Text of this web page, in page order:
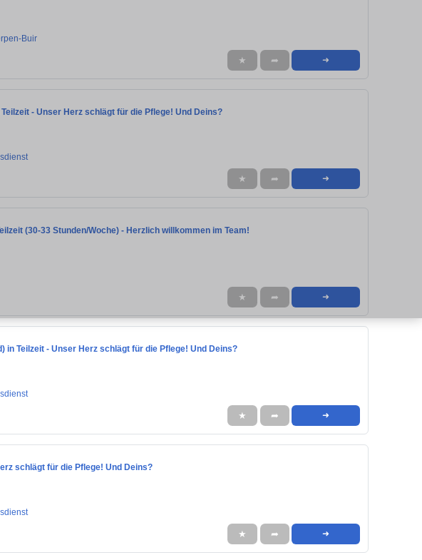
Buir
★ ➦ ➜
- Unser Herz schlägt für die Pflege! Und Deins?
★ ➦ ➜
(30-33 Stunden/Woche) - Herzlich willkommen im Team!
★ ➦ ➜
in Teilzeit - Unser Herz schlägt für die Pflege! Und Deins?
★ ➦ ➜
schlägt für die Pflege! Und Deins?
★ ➦ ➜